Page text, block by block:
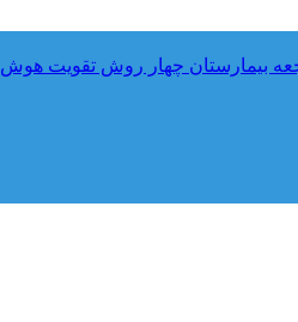
بیمارستان چهار روش تقویت هوش